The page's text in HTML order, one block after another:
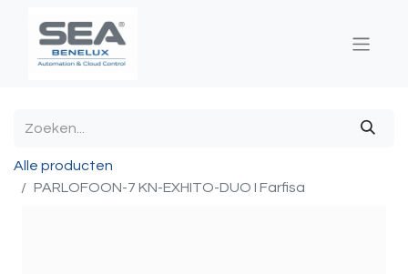
Alle producten
PARLOFOON-7 KN-EXHITO-DUO I Farfisa